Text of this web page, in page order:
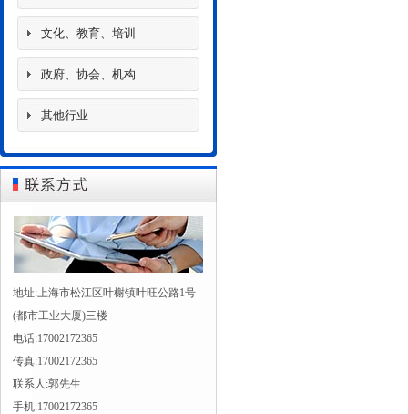
文化、教育、培训
政府、协会、机构
其他行业
地址:上海市松江区叶榭镇叶旺公路1号
(都市工业大厦)三楼
电话:17002172365
传真:17002172365
联系人:郭先生
手机:17002172365